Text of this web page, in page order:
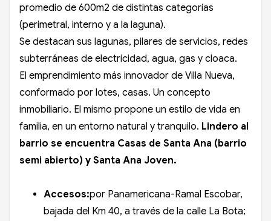
promedio de 600m2 de distintas categorías
(perimetral, interno y a la laguna).
Se destacan sus lagunas, pilares de servicios, redes
subterráneas de electricidad, agua, gas y cloaca.
El emprendimiento más innovador de Villa Nueva,
conformado por lotes, casas. Un concepto
inmobiliario. El mismo propone un estilo de vida en
familia, en un entorno natural y tranquilo. Lindero al
barrio se encuentra Casas de Santa Ana (barrio
semi abierto) y Santa Ana Joven.
Accesos:por Panamericana-Ramal Escobar,
bajada del Km 40, a través de la calle La Bota;